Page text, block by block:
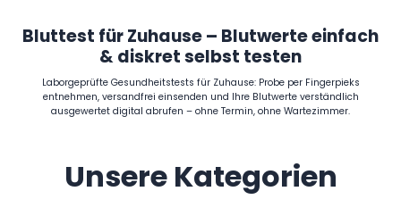
Bluttest für Zuhause – Blutwerte einfach
& diskret selbst testen
entnehmen, versandfrei einsenden und Ihre Blutwerte verständlich
ausgewertet digital abrufen – ohne Termin, ohne Wartezimmer.
Unsere Kategorien